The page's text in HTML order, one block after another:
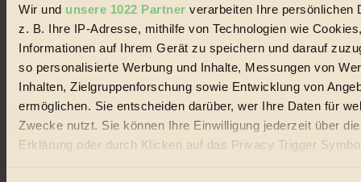
Wir und unsere 1022 Partner verarbeiten Ihre persönlichen
z. B. Ihre IP-Adresse, mithilfe von Technologien wie
Informationen auf Ihrem Gerät zu speichern und darauf
so personalisierte Werbung und Inhalte, Messungen von
Inhalten, Zielgruppenforschung sowie Entwicklung von
ermöglichen. Sie entscheiden darüber, wer Ihre Daten für
Zwecke nutzt. Sie können Ihre Einwilligung jederzeit über
Erklärung oder durch Klicken auf das Privacy Trigger
oder widerrufen
Lebensmittel
Natur